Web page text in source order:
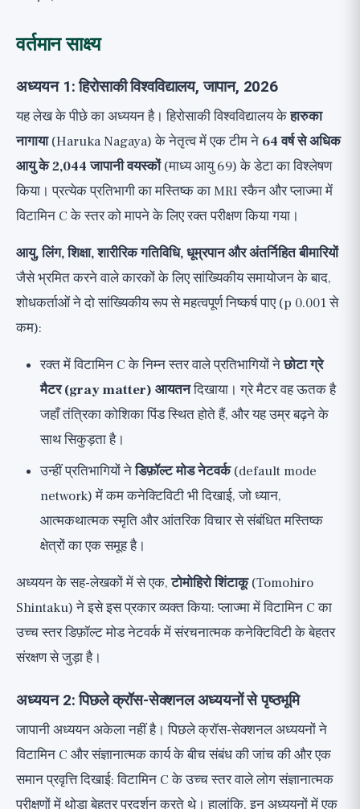
वर्तमान साक्ष्य
अध्ययन 1: हिरोसाकी विश्वविद्यालय, जापान, 2026
यह लेख के पीछे का अध्ययन है। हिरोसाकी विश्वविद्यालय केहारुका
नागाया(Haruka Nagaya) के नेतृत्व में एक टीम ने 64 वर्ष से अधिक
आयु के 2,044 जापानी वयस्कों(माध्य आयु 69) के डेटा का विश्लेषण
किया। प्रत्येक प्रतिभागी का मस्तिष्क का MRI स्कैन और प्लाज्मा में
विटामिन C के स्तर को मापने के लिए रक्त परीक्षण किया गया।
आयु, लिंग, शिक्षा, शारीरिक गतिविधि, धूम्रपान और अंतर्निहित बीमारियों
जैसे भ्रमित करने वाले कारकों के लिए सांख्यिकीय समायोजन के बाद,
शोधकर्ताओं ने दो सांख्यिकीय रूप से महत्वपूर्ण निष्कर्ष पाए (p 0.001 से
कम):
रक्त में विटामिन C के निम्न स्तर वाले प्रतिभागियों नेछोटा ग्रे
मैटर (gray matter) आयतनदिखाया। ग्रे मैटर वह ऊतक है
जहाँ तंत्रिका कोशिका पिंड स्थित होते हैं, और यह उम्र बढ़ने के
साथ सिकुड़ता है।
उन्हीं प्रतिभागियों नेडिफ़ॉल्ट मोड नेटवर्क(default mode
network) में कम कनेक्टिविटी भी दिखाई, जो ध्यान,
आत्मकथात्मक स्मृति और आंतरिक विचार से संबंधित मस्तिष्क
क्षेत्रों का एक समूह है।
अध्ययन के सह-लेखकों में से एक,टोमोहिरो शिंटाकू(Tomohiro
Shintaku) ने इसे इस प्रकार व्यक्त किया: प्लाज्मा में विटामिन C का
उच्च स्तर डिफ़ॉल्ट मोड नेटवर्क में संरचनात्मक कनेक्टिविटी के बेहतर
संरक्षण से जुड़ा है।
अध्ययन 2: पिछले क्रॉस-सेक्शनल अध्ययनों से पृष्ठभूमि
जापानी अध्ययन अकेला नहीं है। पिछले क्रॉस-सेक्शनल अध्ययनों ने
विटामिन C और संज्ञानात्मक कार्य के बीच संबंध की जांच की और एक
समान प्रवृत्ति दिखाई: विटामिन C के उच्च स्तर वाले लोग संज्ञानात्मक
परीक्षणों में थोड़ा बेहतर प्रदर्शन करते थे। हालांकि, इन अध्ययनों में एक